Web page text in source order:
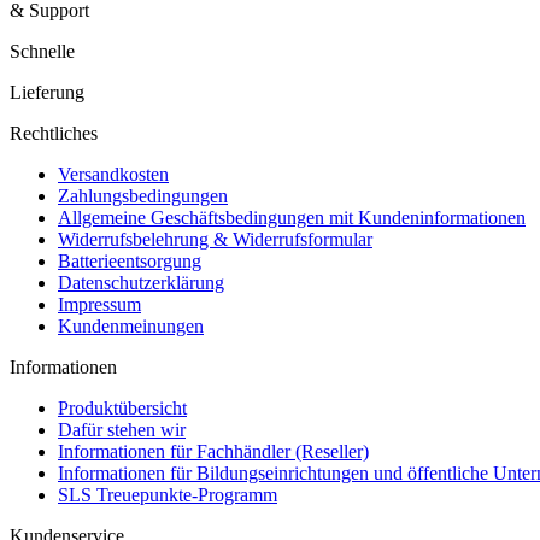
& Support
Schnelle
Lieferung
Rechtliches
Versandkosten
Zahlungsbedingungen
Allgemeine Geschäftsbedingungen mit Kundeninformationen
Widerrufsbelehrung & Widerrufsformular
Batterieentsorgung
Datenschutzerklärung
Impressum
Kundenmeinungen
Informationen
Produktübersicht
Dafür stehen wir
Informationen für Fachhändler (Reseller)
Informationen für Bildungseinrichtungen und öffentliche
SLS Treuepunkte-Programm
Kundenservice